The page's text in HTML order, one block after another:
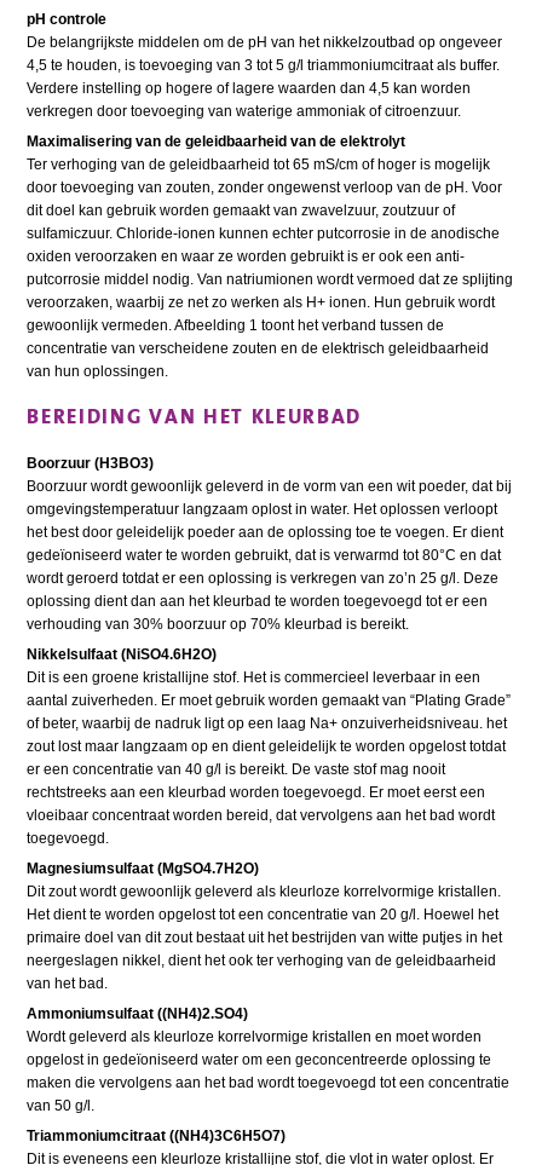
pH controle
De belangrijkste middelen om de pH van het nikkelzoutbad op ongeveer
4,5 te houden, is toevoeging van 3 tot 5 g/l triammoniumcitraat als buffer.
Verdere instelling op hogere of lagere waarden dan 4,5 kan worden
verkregen door toevoeging van waterige ammoniak of citroenzuur.
Maximalisering van de geleidbaarheid van de elektrolyt
Ter verhoging van de geleidbaarheid tot 65 mS/cm of hoger is mogelijk
door toevoeging van zouten, zonder ongewenst verloop van de pH. Voor
dit doel kan gebruik worden gemaakt van zwavelzuur, zoutzuur of
sulfamiczuur. Chloride-ionen kunnen echter putcorrosie in de anodische
oxiden veroorzaken en waar ze worden gebruikt is er ook een anti-
putcorrosie middel nodig. Van natriumionen wordt vermoed dat ze splijting
veroorzaken, waarbij ze net zo werken als H+ ionen. Hun gebruik wordt
gewoonlijk vermeden. Afbeelding 1 toont het verband tussen de
concentratie van verscheidene zouten en de elektrisch geleidbaarheid
van hun oplossingen.
BEREIDING VAN HET KLEURBAD
Boorzuur (H3BO3)
Boorzuur wordt gewoonlijk geleverd in de vorm van een wit poeder, dat bij
omgevingstemperatuur langzaam oplost in water. Het oplossen verloopt
het best door geleidelijk poeder aan de oplossing toe te voegen. Er dient
gedeïoniseerd water te worden gebruikt, dat is verwarmd tot 80°C en dat
wordt geroerd totdat er een oplossing is verkregen van zo’n 25 g/l. Deze
oplossing dient dan aan het kleurbad te worden toegevoegd tot er een
verhouding van 30% boorzuur op 70% kleurbad is bereikt.
Nikkelsulfaat (NiSO4.6H2O)
Dit is een groene kristallijne stof. Het is commercieel leverbaar in een
aantal zuiverheden. Er moet gebruik worden gemaakt van “Plating Grade”
of beter, waarbij de nadruk ligt op een laag Na+ onzuiverheidsniveau. het
zout lost maar langzaam op en dient geleidelijk te worden opgelost totdat
er een concentratie van 40 g/l is bereikt. De vaste stof mag nooit
rechtstreeks aan een kleurbad worden toegevoegd. Er moet eerst een
vloeibaar concentraat worden bereid, dat vervolgens aan het bad wordt
toegevoegd.
Magnesiumsulfaat (MgSO4.7H2O)
Dit zout wordt gewoonlijk geleverd als kleurloze korrelvormige kristallen.
Het dient te worden opgelost tot een concentratie van 20 g/l. Hoewel het
primaire doel van dit zout bestaat uit het bestrijden van witte putjes in het
neergeslagen nikkel, dient het ook ter verhoging van de geleidbaarheid
van het bad.
Ammoniumsulfaat ((NH4)2.SO4)
Wordt geleverd als kleurloze korrelvormige kristallen en moet worden
opgelost in gedeïoniseerd water om een geconcentreerde oplossing te
maken die vervolgens aan het bad wordt toegevoegd tot een concentratie
van 50 g/l.
Triammoniumcitraat ((NH4)3C6H5O7)
Dit is eveneens een kleurloze kristallijne stof, die vlot in water oplost. Er